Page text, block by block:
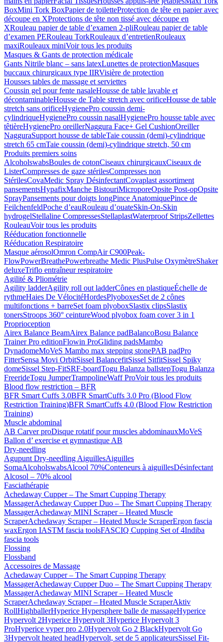
BoxMini Tork BoxPapier de toiletteProtection de tête en papier avec
découpe en XProtections de tête non tissé avec découpe en
XRouleau papier de table d’examen 2-pliRouleau papier de table
d’examen PERouleau TorkRouleaux d’entretienRouleaux
maxiRouleaux miniVoir tous les produits
Masques & Gants de protection médicale
Gants Nitrile blanc – sans latexLunettes de protectionMasques
buccaux chirurgicaux type IIRVisière de protection
Housses tables de massage et serviettes
Coussin gel pour fente nasaleHousse de table lavable et
décontaminableHousse de Table stretch avec orificeHousse de table
stretch sans orificeHygienePro coussin demi-
cylindriqueHygienePro coussin nasalHygienePro housse table avec
têtièreHygienePro oreillerNaggura Face+ Gel CushionOreiller
NagguraSupport housse de tableTaie coussin (demi)-cylindrique
stretch 65 cmTaie coussin (demi)-cylindrique stretch, 50 cm
Produits premiers soins
AlcoholswabsBoules de cotonCiseaux chirurgicauxCiseaux de
ListerCompresses de gaze stérilesCompresses non
StérilesCovaMedic Spray DésinfectantCovaplast assortiment
pansementsHypafixManche BistouriMicroporeOpsite Post-opOpsite
SprayPansements pour doigts longPince AnatomiquePince de
FeilchenfeldPoche d’eauRouleau d’ouateSkin-On-Skin
hydrogelStellaline CompressesStellaplastWaterproof StripsZellettes
RouleauVoir tous les produits
Rééducation fonctionnelle
Rééducation Respiratoire
Masque aérosolOmron CompAir C900Peak-
FlowPowerBreathePowerbreathe Medic PlusPulse OxymètreShaker
deluxeTriflo entraîneur respiratoire
Agilité & Pliométrie
Agility ladderAgility roll out ladderCônes en plastiqueÉchelle de
rythmeHaies De VélocitéHordesPlyoboxesSet de 2 cônes
multifonctions + barreSet foam plyoboxSlastix clipsSlastix
tonersStroops 360° ceintureWood plyobox foam cover 3 in 1
Proprioception
Airex Balance BeamAirex Balance padBalancoBosu Balance
Trainer Pro editionFlowin ProGliding padsMambo
DynadomeMoVeS Mambo max stepping stonePAB padPro
FitterSensa Movi OrbitSissel BalancefitSissel SitfitSissel Spiky
domeSissel Step-FitSRF-boardTogu Balanza ballstepTogu Balanza
FreerideTogu JumperTrampolineWaff ProVoir tous les produits
Blood flow restriction – BFR
BFR Smart Cuffs 3.0BFR SmartCuffs 3.0 Pro (Blood Flow
Restriction Training)BFR SmartCuffs 4.0 (Blood Flow Restriction
Training)
Muscle abdominal
AB Carver proDisque rotatif pour muscles abdominauxMoVeS
Ballon d’ exercise et gymnastique AB
Dry-needling
Agupunt Dry-needling AiguillesAiguilles
SomaAlcoholswabsAlcool 70%Conteneurs à aiguillesDésinfectant
Alcosol – 70% alcool
Fasciathérapie
Achedaway Cupper – The Smart Cupping Therapy
MassagerAchedaway Cupper Duo – The Smart Cupping Therapy
MassagerAchedaway MINI Scraper – Heated Muscle
ScraperAchedaway Scraper – Heated Muscle ScraperErgon fascia
waxErgon IASTM fascia toolsFASCIQ Cupping Set of 4Indiba
fascia tools
Flossing
Flossband
Accessoires de Massage
Achedaway Cupper – The Smart Cupping Therapy
MassagerAchedaway Cupper Duo – The Smart Cupping Therapy
MassagerAchedaway MINI Scraper – Heated Muscle
ScraperAchedaway Scraper – Heated Muscle ScraperAktiv
RollHighballerHyperice Hypersphere balle de massageHyperice
Hypervolt 2Hyperice Hypervolt 3Hyperice Hypervolt 3
ProHyperice vyper pro 2.0Hypervolt Go 2 BlackHypervolt Go
3Hypervolt heated headHypervolt, set de 5 applicateursSissel Fit-